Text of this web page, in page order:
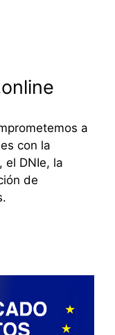
a
con la
el DNIe, la
de